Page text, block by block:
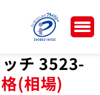
チ 3523-
(相場)